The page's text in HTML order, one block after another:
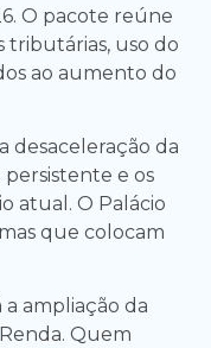
O pacote reúne
tributárias, uso do
ao aumento do
desaceleração da
persistente e os
atual. O Palácio
que colocam
a ampliação da
Quem